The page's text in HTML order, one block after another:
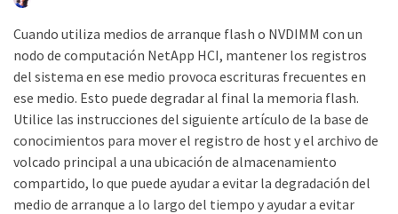
Cuando utiliza medios de arranque flash o NVDIMM con un
nodo de computación NetApp HCI, mantener los registros
del sistema en ese medio provoca escrituras frecuentes en
ese medio. Esto puede degradar al final la memoria flash.
Utilice las instrucciones del siguiente artículo de la base de
conocimientos para mover el registro de host y el archivo de
volcado principal a una ubicación de almacenamiento
compartido, lo que puede ayudar a evitar la degradación del
medio de arranque a lo largo del tiempo y ayudar a evitar